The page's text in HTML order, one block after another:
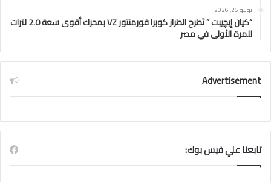
يوليو 25, 2026
“كيان إيچيبت ” تَطرح الطراز كوبرا فورمنتور VZ بمحرك أقوى سعة 2.0 لترات
للمرة الأولى في مصر
Advertisement
تابعنا علي فيس بوك: